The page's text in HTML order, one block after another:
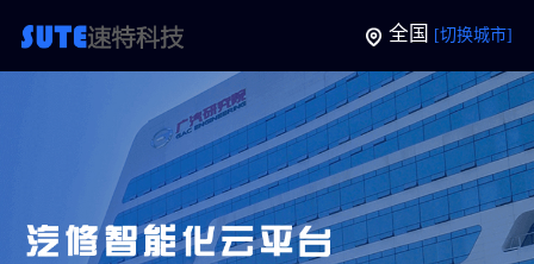
全国 [切换城市]